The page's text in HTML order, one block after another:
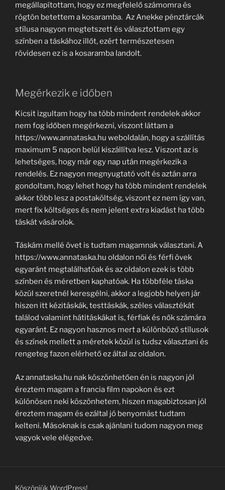
megállapítottam, hogy ez megfelelő számomra és
rögtön betettem a kosaramba. Az Anekke pénztárcák
stílusa nagyon megtetszett és választottam egy
színben a táskához illőt, ezért természetesen
rövidesen ez is a kosaramba landolt.
Megérkezik e időben
Kicsit izgultam hogy ha több mindent rendelek akkor
nem fog időben megérkezni, viszont láttam a
https://www.annataska.hu weboldalán, hogy a szállítás
maximum 5 napon belül kiszállítva lesz. Viszont az is
lehetséges, hogy már egy nap után megérkezik a
rendelés. Ez nagyon megnyugtató volt és aztán arra
gondoltam, hogy lehet hogy ha több mindent rendelek
akkor több lesz a postaköltség, viszont ez nem így van,
mert fix költséges és nem jelent extra kiadást ha több
táskát vásárolok.
Táskám mellé övet is tudtam magamnak választani. A
https://www.annataska.hu oldalon női és férfi övek
egyaránt megtalálhatóak és az oldalon ezek is több
színben és méretben kaphatóak. Ha többféle táska
közül szeretnél keresgélni, akkor a legjobb helyen jár
hiszen itt kézitáskák, testtáskák, széles választékát
találod valamint hátitáskákat is, férfiak és nők számára
egyaránt. Ez nagyon hasznos mert a különböző stílusok
és színek mellett a méretek közül is tudsz választani és
rengeteg fazon elérhető ez által az oldalon.
Az annataska.hu nak köszönhetően én is nagyon jól
éreztem magam a francia film napokon és ezt
különösen neki köszönhetem, hiszen magabiztosan jól
éreztem magam és ezáltal jó benyomást tudtam
kelteni. Másoknak is csak ajánlani tudom nagyon meg
vagyok vele elégedve.
Köszönjük WordPress!